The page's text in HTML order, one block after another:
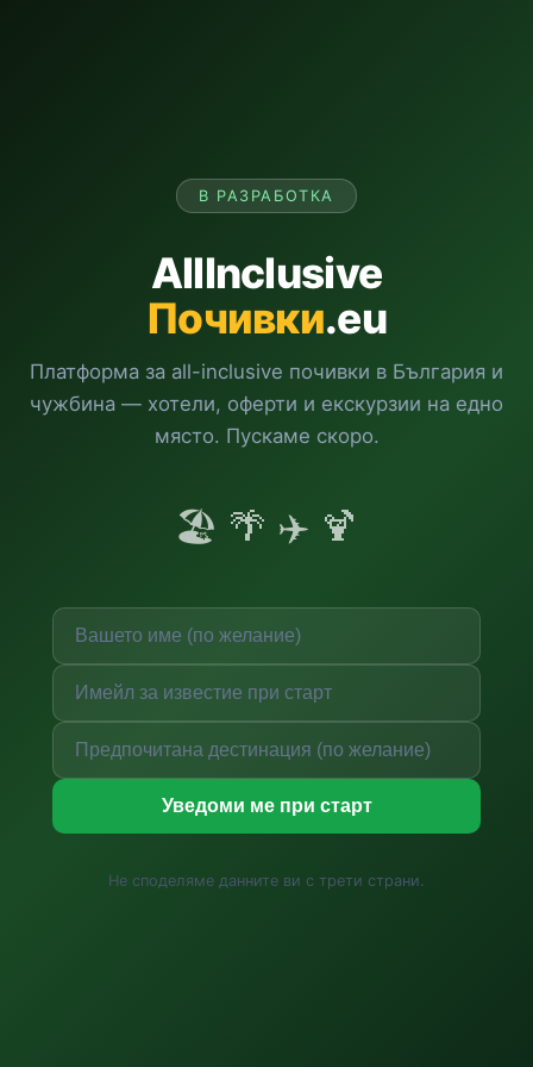
В РАЗРАБОТКА
AllInclusive
Почивки.eu
Платформа за all-inclusive почивки в България и
чужбина — хотели, оферти и екскурзии на едно
място. Пускаме скоро.
🏖️ 🌴 ✈️ 🍹
Уведоми ме при старт
Не споделяме данните ви с трети страни.